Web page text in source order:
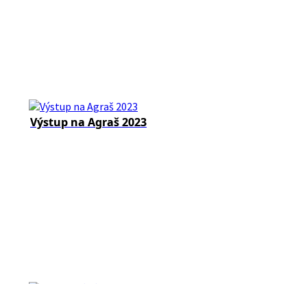
Výstup na Agraš 2023